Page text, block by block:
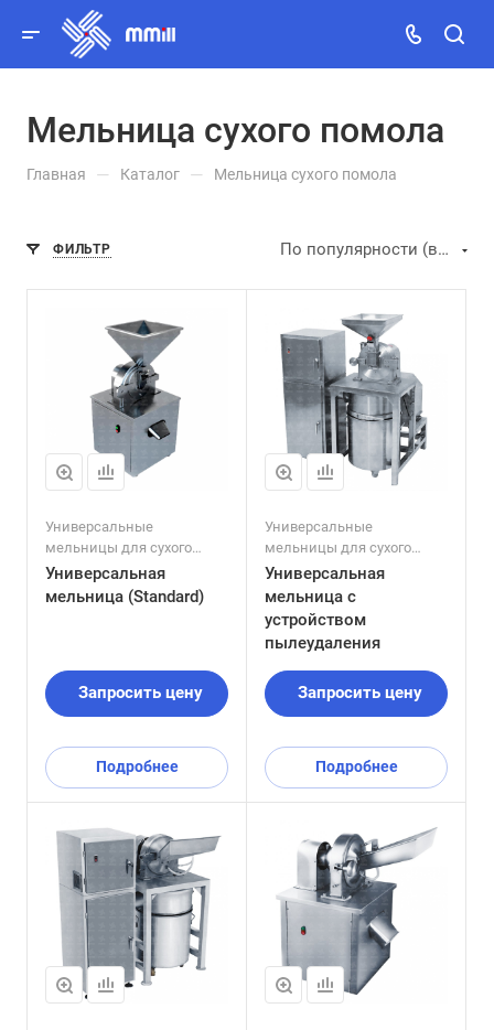
Мельница сухого помола
Главная — Каталог — Мельница сухого помола
ФИЛЬТР По популярности (возрастание)
Универсальные
мельницы для сухого
помола
Универсальная
мельница (Standard)
Запросить цену
Подробнее
Универсальные
мельницы для сухого
помола
Универсальная
мельница с
устройством
пылеудаления
Запросить цену
Подробнее
Заказать звонок
WhatsApp